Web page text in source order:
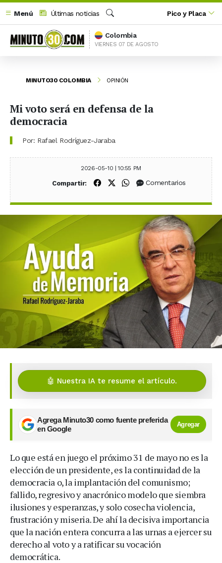
Menú
Últimas noticias
Buscar
Pico y Placa
Colombia
VIERNES 07 DE AGOSTO
MINUTO30 COLOMBIA OPINIÓN
Mi voto será en defensa de la
democracia
Por: Rafael Rodríguez-Jaraba
2026-05-10 | 10:55 PM
Compartir: Compartir en Facebook
Compartir en X (Twitter)
Compartir en WhatsApp
Comentarios
🤖 Nuestra IA te resume el artículo.
Agrega Minuto30 como fuente preferida
en Google
Agregar
Lo que está en juego el próximo 31 de mayo no es la
elección de un presidente, es la continuidad de la
democracia o, la implantación del comunismo;
fallido, regresivo y anacrónico modelo que siembra
ilusiones y esperanzas, y solo cosecha violencia,
frustración y miseria. De ahí la decisiva importancia
que la nación entera concurra a las urnas a ejercer su
derecho al voto y a ratificar su vocación
democrática.